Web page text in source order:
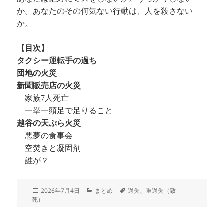
か。あなたのその何気ない行動は、人を殺さない
か。
【目次】
タクシー運転手の過ち
団地の火災
新聞販売店の火災
家族7人死亡
一挙一頭足で足りること
越谷の天ぷら火災
悪夢の食事会
空焚きと凝固剤
誰が？
投
稿
2026年7月4日
カ
まとめ
タ
過失、重過失（致
死）